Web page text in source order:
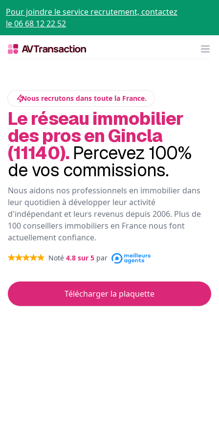
Pour joindre le service recrutement, contactez
le 06 68 12 22 52
Nous recrutons dans toute la France.
Le réseau immobilier
des pros en Gincla
(11140). Percevez 100%
de vos commissions.
Nous aidons nos professionnels en immobilier dans
leur quotidien à développer leur activité
d'indépendant et leurs revenus depuis 2006. Plus de
100 conseillers immobiliers en France nous font
actuellement confiance.
Noté 4.8 sur 5 par
Télécharger la plaquette